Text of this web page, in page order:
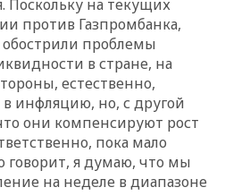
Поскольку на текущих
против Газпромбанка,
проблемы
в стране, на
естественно,
инфляцию, но, с другой
они компенсируют рост
пока мало
говорит, я думаю, что мы
на неделе в диапазоне